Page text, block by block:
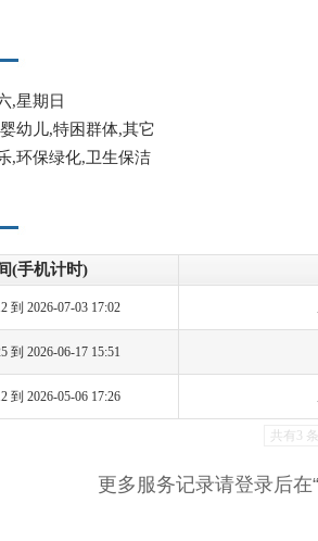
,星期日
幼儿,特困群体,其它
,环保绿化,卫生保洁